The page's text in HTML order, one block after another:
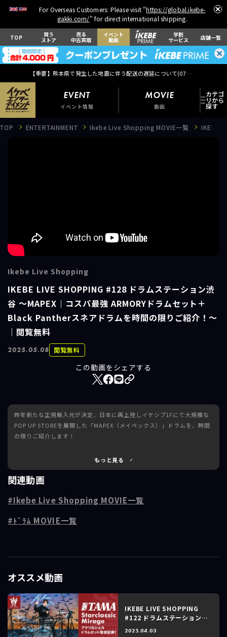
For Overseas Customers: Please visit "https://global.ikebe-
gakki.com/" for direct international shipping.
TOP 買う
ストア
売る
中古買取
イベント
動画
学割
サービス 店舗一覧
【重要】熊本県で発生した地震に伴う配送の遅延について(07月29日
EVENT
イベント情報
MOVIE
動画
TOP ENTERTAINMENT Ikebe Live Shopping MOVIE一覧 IKEBE
Ikebe Live Shopping
IKEBE LIVE SHOPPING #128 ドラムステーション渋
谷 ～MAPEX｜コスパ最強 ARMORYドラムセット＋
Black Pantherスネアドラムを時間の限りご紹介！～
｜閲覧無料
2025.05.08 閲覧無料
この動画をシェアする
昨年新たな正規輸入元が決定、日本に再上陸しイケシブ1Fにて大規模な
POP UP STOREを展開した「MAPEX（メイペックス）」ドラムを、時間
の限りご紹介します！
ミドルクラスでは頭一つ抜けたコストパフォーマンスを実現している
ARMORYドラムセットや、木胴金属胴シェル合わせるとその種類は15を
超えるバリエーションを誇るBlack Pantherシリーズスネア、その他、
ください！
----------------------------------------------------
会場：イケシブSTUDIO
もっと見る
関連動画
Ikebe Live Shopping MOVIE一覧
ﾄﾞﾗﾑ MOVIE一覧
オススメ動画
IKEBE LIVE SHOPPING
#122 ドラムステーション渋
2025.04.03